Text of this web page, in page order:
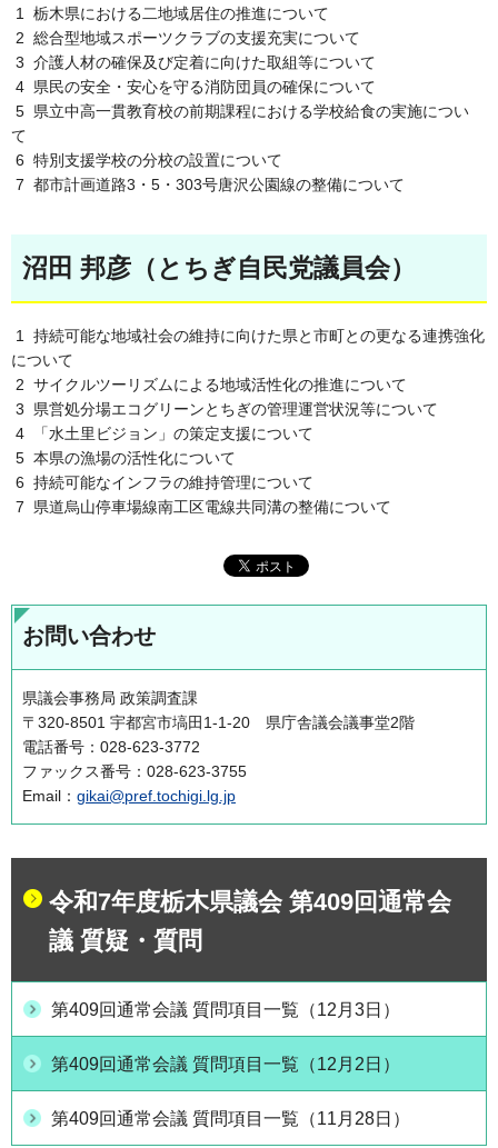
1 栃木県における二地域居住の推進について
2 総合型地域スポーツクラブの支援充実について
3 介護人材の確保及び定着に向けた取組等について
4 県民の安全・安心を守る消防団員の確保について
5 県立中高一貫教育校の前期課程における学校給食の実施につい
て
6 特別支援学校の分校の設置について
7 都市計画道路3・5・303号唐沢公園線の整備について
沼田 邦彦（とちぎ自民党議員会）
1 持続可能な地域社会の維持に向けた県と市町との更なる連携強化
について
2 サイクルツーリズムによる地域活性化の推進について
3 県営処分場エコグリーンとちぎの管理運営状況等について
4 「水土里ビジョン」の策定支援について
5 本県の漁場の活性化について
6 持続可能なインフラの維持管理について
7 県道烏山停車場線南工区電線共同溝の整備について
お問い合わせ
県議会事務局 政策調査課
〒320-8501 宇都宮市塙田1-1-20 県庁舎議会議事堂2階
電話番号：028-623-3772
ファックス番号：028-623-3755
Email： gikai@pref.tochigi.lg.jp
令和7年度栃木県議会 第409回通常会
議 質疑・質問
第409回通常会議 質問項目一覧（12月3日）
第409回通常会議 質問項目一覧（12月2日）
第409回通常会議 質問項目一覧（11月28日）